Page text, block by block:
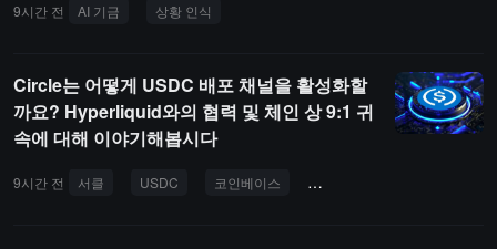
경험은 실리콘밸리에서 오히려 오점이 되지 않았고, 창립자 레오폴드
들은 이를 "저가 매수" 기회로 보고, 전 OpenAI 연구원에서 투자자로
변신한 그를 계속 지지하고 있다. 현재 이 펀드는 투자자들에게 새로
운 자금을 받지 않겠다고 알렸지만, 외부의 열기는 여전히 식지 않았
다. 베테랑 벤처 투자자 엘라드 길은 아센브레너의 펀드에 처음으로
투자 신청을 공개적으로 발표했다.또한, 이전에 Situational Awarene
9시간 전 AI 기금 상황 인식
Circle는 어떻게 USDC 배포 채널을 활성화할
까요? Hyperliquid와의 협력 및 체인 상 9:1 귀
속에 대해 이야기해봅시다
9시간 전 서클 USDC 코인베이스 협력 계약